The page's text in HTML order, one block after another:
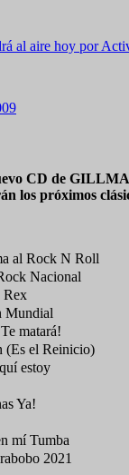
al aire hoy por
CD de
los próximos
al Rock N Roll
Nacional
Rex
Mundial
matará!
(Es el Reinicio)
estoy
Ya!
mí Tumba
2021